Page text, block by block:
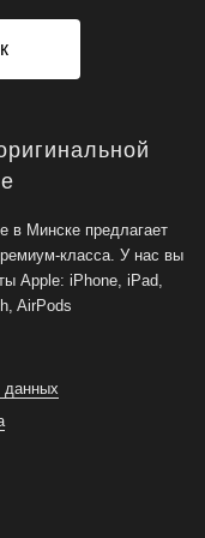
в Минске предлагает
класса. У нас вы
Apple: iPhone, iPad,
AirPods
данных